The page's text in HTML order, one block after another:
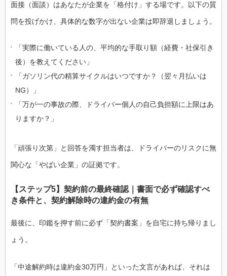
面接（面談）はあなたが企業を「格付け」する場です。以下の質
問を投げかけ、具体的な数字が出ない企業は即辞退しましょう。
「実際に働いている人の、平均的な手取り額（経費・社保引き
後）を教えてください」
「ガソリン代の精算サイクルはいつですか？（翌々月払いは
NG）」
「万が一の事故の際、ドライバー個人の自己負担額に上限はあ
りますか？」
「頑張り次第」と回答を濁す担当者は、ドライバーのリスクに無
関心な「やばい企業」の証拠です。
【ステップ5】契約前の最終確認｜書面で必ず確認すべ
き条件と、契約解除時の違約金の有無
最後に、印鑑を押す前に必ず「契約書案」を自宅に持ち帰りまし
ょう。
「中途解約時は違約金30万円」といった文言があれば、それは